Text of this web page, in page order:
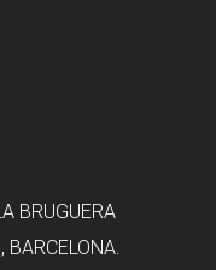
BRUGUERA
BARCELONA.